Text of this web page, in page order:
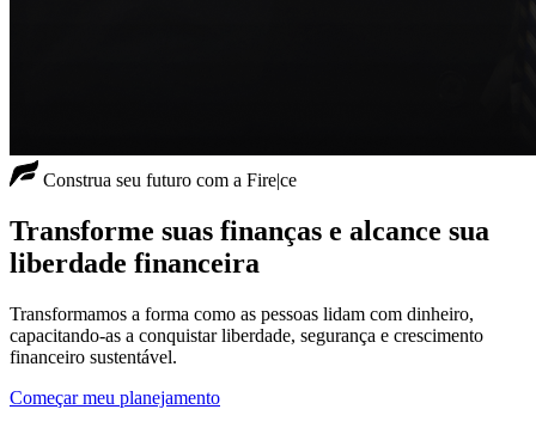
Construa seu futuro com a Fire|ce
Transforme suas finanças e alcance sua
liberdade financeira
Transformamos a forma como as pessoas lidam com dinheiro,
capacitando-as a conquistar liberdade, segurança e crescimento
financeiro sustentável.
Começar meu planejamento